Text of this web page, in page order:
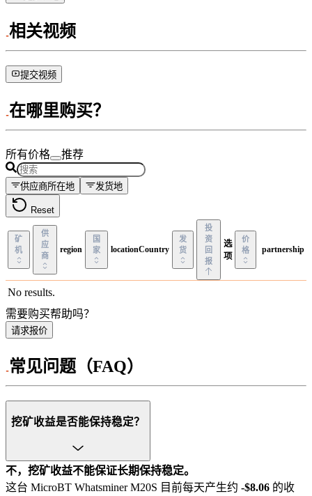
相关视频
提交视频
在哪里购买？
所有价格 推荐
供应商所在地 发货地
Reset
矿
机
供
应
商
region
国
家
locationCountry
发
货
投
资
回
报
选
项
价
格
partnership
No results.
需要购买帮助吗？
请求报价
常见问题（FAQ）
挖矿收益是否能保持稳定？
不，挖矿收益不能保证长期保持稳定。
这台 MicroBT Whatsminer M20S 目前每天产生约 -$8.06 的收